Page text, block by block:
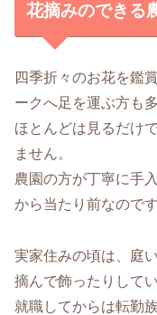
花摘みのできる
四季折々のお花を鑑
ークへ足を運ぶ方も
ほとんどは見るだけ
ません。
農園の方が丁寧に手
から当たり前なのです
実家住みの頃は、庭
摘んで飾ったりして
就職してからは転勤